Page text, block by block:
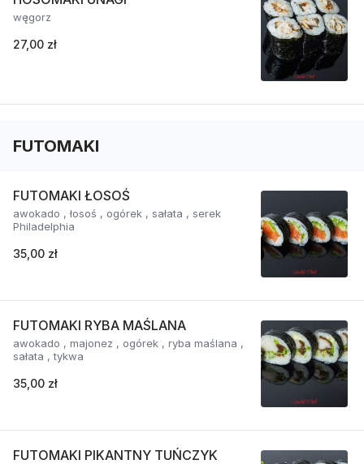
węgorz
27,00 zł
FUTOMAKI
FUTOMAKI ŁOSOŚ
awokado , łosoś , ogórek , sałata , serek
Philadelphia
35,00 zł
FUTOMAKI RYBA MAŚLANA
awokado , majonez , ogórek , ryba maślana ,
sałata , tykwa
35,00 zł
FUTOMAKI PIKANTNY TUŃCZYK